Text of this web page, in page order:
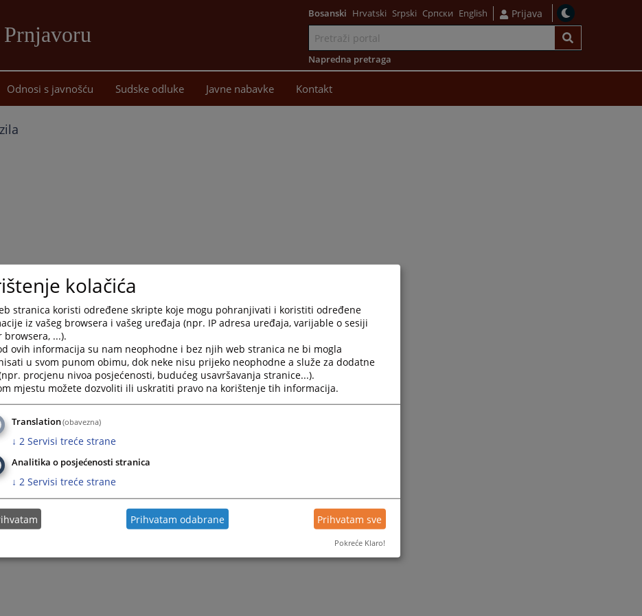
sadržaj
Bosanski Hrvatski Srpski Српски English Prijava
Napredna pretraga
Odnosi s javnošću Sudske odluke Javne nabavke Kontakt
kolačića
stranica koristi određene skripte koje mogu pohranjivati i koristiti određene
iz vašeg browsera i vašeg uređaja (npr. IP adresa uređaja, varijable o sesiji
browsera, ...).
ovih informacija su nam neophodne i bez njih web stranica ne bi mogla
u svom punom obimu, dok neke nisu prijeko neophodne a služe za dodatne
procjenu nivoa posjećenosti, budućeg usavršavanja stranice...).
mjestu možete dozvoliti ili uskratiti pravo na korištenje tih informacija.
Translation(obavezna)
↓ 2 Servisi treće strane
Analitika o posjećenosti stranica
↓ 2 Servisi treće strane
Prihvatam odabrane Prihvatam sve
Pokreće Klaro!